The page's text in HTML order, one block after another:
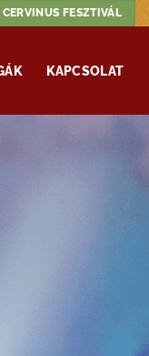
FESZTIVÁL
KAPCSOLAT